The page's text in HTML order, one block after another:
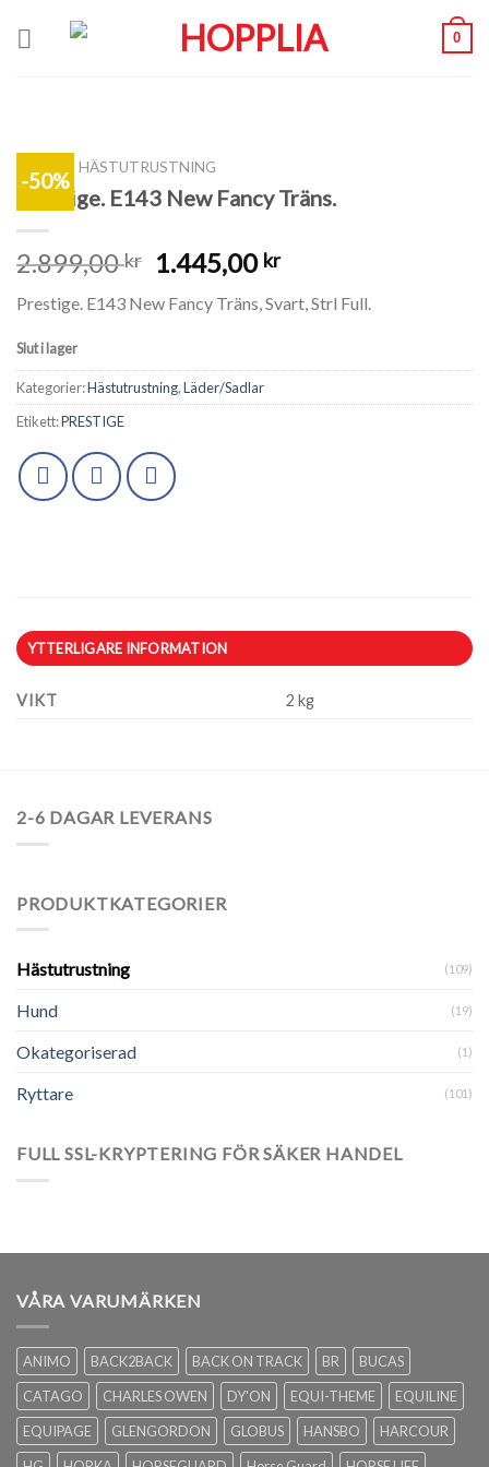
0
-50%
HÄSTUTRUSTNING
Prestige. E143 New Fancy Träns.
2.899,00kr 1.445,00 kr
Prestige. E143 New Fancy Träns, Svart, Strl Full.
Slut i lager
Kategorier:Hästutrustning,Läder/Sadlar
Etikett:PRESTIGE
YTTERLIGARE INFORMATION
VIKT 2 kg
2-6 DAGAR LEVERANS
PRODUKTKATEGORIER
Hästutrustning (109)
Hund (19)
Okategoriserad (1)
Ryttare (101)
FULL SSL-KRYPTERING FÖR SÄKER HANDEL
VÅRA VARUMÄRKEN
ANIMO BACK2BACK BACK ON TRACK BR
BUCAS
CATAGO
CHARLES OWEN DY'ON EQUI-THEME
EQUILINE
EQUIPAGE
GLENGORDON GLOBUS HANSBO
HARCOUR